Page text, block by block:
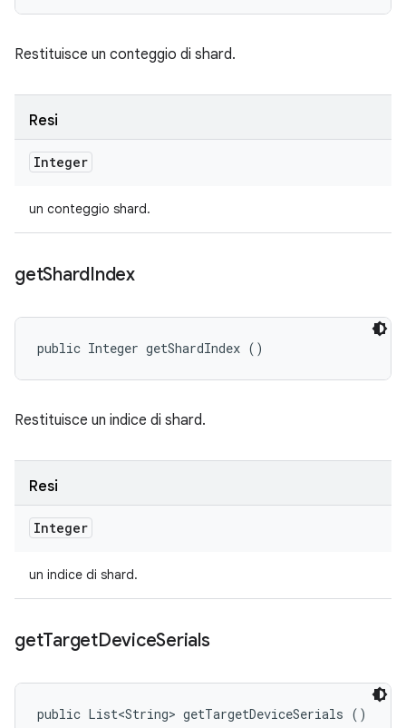
Restituisce un conteggio di shard.
Resi
Integer
un conteggio shard.
getShardIndex
public Integer getShardIndex ()
Restituisce un indice di shard.
Resi
Integer
un indice di shard.
getTargetDeviceSerials
public List<String> getTargetDeviceSerials ()